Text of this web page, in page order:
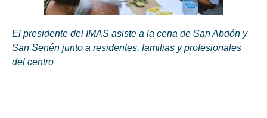
El presidente del IMAS asiste a la cena de San Abdón y
San Senén junto a residentes, familias y profesionales
del centro